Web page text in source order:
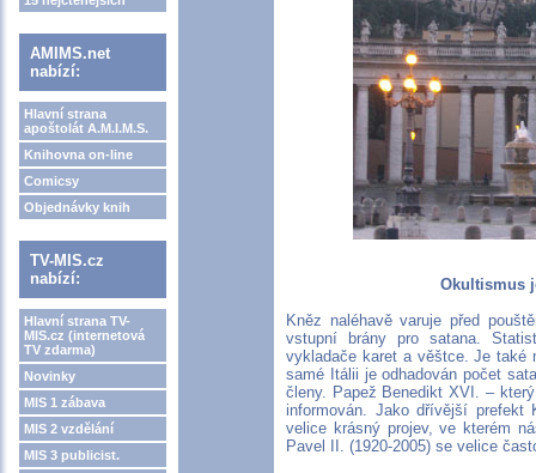
AMIMS.net
nabízí:
Hlavní strana
apoštolát A.M.I.M.S.
Knihovna on-line
Comicsy
Objednávky knih
TV-MIS.cz
nabízí:
Hlavní strana TV-
MIS.cz (internetová
TV zdarma)
Novinky
MIS 1 zábava
MIS 2 vzdělání
MIS 3 publicist.
Okultismus
Kněz naléhavě varuje před
vstupní brány pro satana.
vykladače karet a věštce. Je
samé Itálii je odhadován počet
členy. Papež Benedikt XVI. –
informován. Jako dřívější prefekt
velice krásný projev, ve kterém
Pavel II. (1920-2005) se velice